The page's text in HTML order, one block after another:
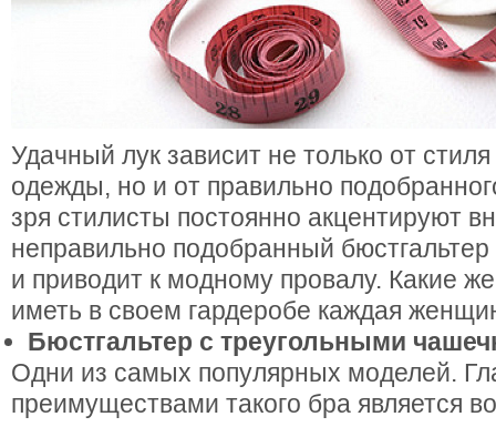
Удачный лук зависит не только от
одежды, но и от правильно
зря стилисты постоянно акцентируют
неправильно подобранный бюстгальтер
и приводит к модному провалу. Какие
иметь в своем гардеробе каждая
Бюстгальтер с треугольными
Одни из самых популярных моделей.
преимуществами такого бра является